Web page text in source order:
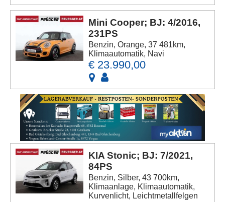
Mini Cooper; BJ: 4/2016,
231PS
Benzin, Orange, 37 481km,
Klimaautomatik, Navi
€ 23.990,00
KIA Stonic; BJ: 7/2021,
84PS
Benzin, Silber, 43 700km,
Klimaanlage, Klimaautomatik,
Kurvenlicht, Leichtmetallfelgen